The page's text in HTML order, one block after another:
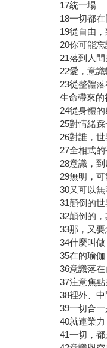
17統一場
18一切都
19從自由
20你可能
21落到人
22愛，意
23從整體
生命帶來的
24從身體
25對情緒
26對誰，世
27全相式的
28意識，到
29無明，可
30又可以無
31顛倒的世
32顛倒的
33那，又要
34什麼叫做
35在的瑜伽
36意識落
37注意焦
38裡外、
39一切合
40就連業
41一切，